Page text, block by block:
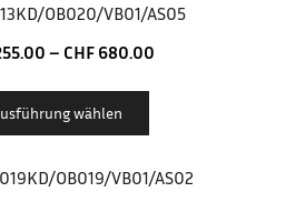
OB020/VB01/AS05
– CHF 680.00
wählen